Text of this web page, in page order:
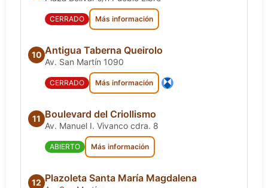
CERRADO Más información
10 Antigua Taberna Queirolo
Av. San Martín 1090
CERRADO Más información
11 Boulevard del Criollismo
Av. Manuel I. Vivanco cdra. 8
ABIERTO Más información
12 Plazoleta Santa María Magdalena